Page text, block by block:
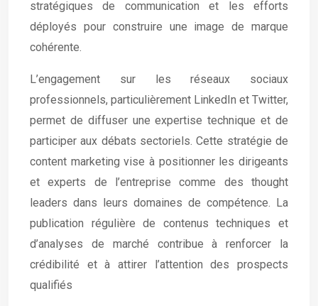
stratégiques de communication et les efforts
déployés pour construire une image de marque
cohérente.
L’engagement sur les réseaux sociaux
professionnels, particulièrement LinkedIn et Twitter,
permet de diffuser une expertise technique et de
participer aux débats sectoriels. Cette stratégie de
content marketing vise à positionner les dirigeants
et experts de l’entreprise comme des thought
leaders dans leurs domaines de compétence. La
publication régulière de contenus techniques et
d’analyses de marché contribue à renforcer la
crédibilité et à attirer l’attention des prospects
qualifiés